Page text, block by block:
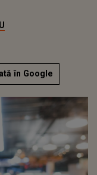
în Google